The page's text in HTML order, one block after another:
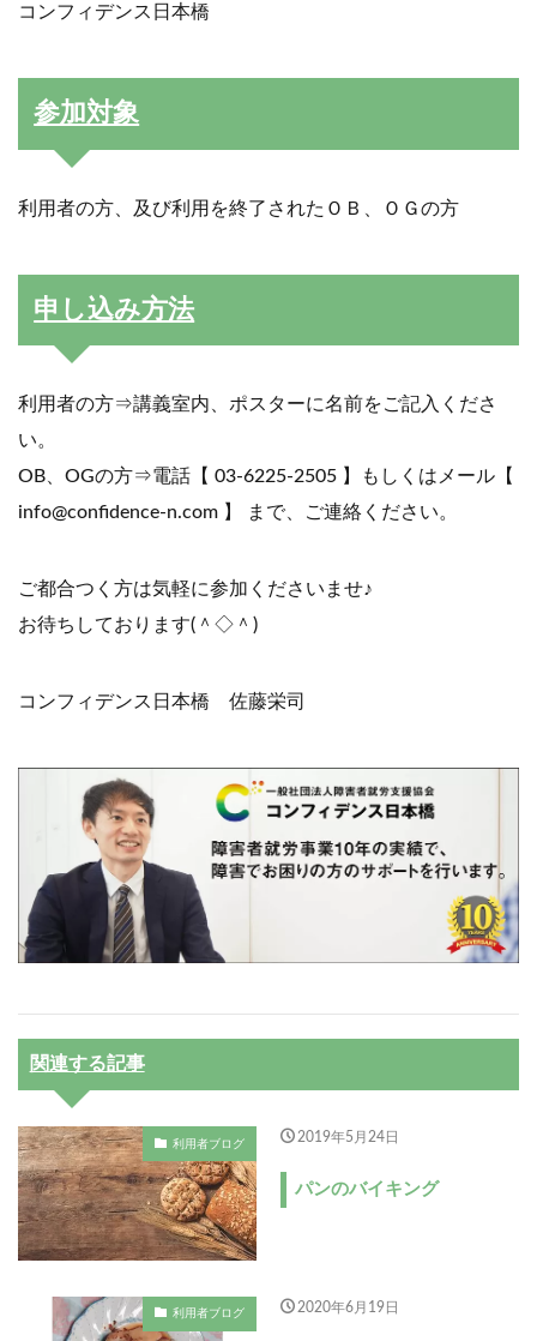
コンフィデンス日本橋
参加対象
利用者の方、及び利用を終了されたＯＢ、ＯＧの方
申し込み方法
利用者の方⇒講義室内、ポスターに名前をご記入くださ
い。
OB、OGの方⇒電話【 03-6225-2505 】もしくはメール【
info@confidence-n.com 】 まで、ご連絡ください。
ご都合つく方は気軽に参加くださいませ♪
お待ちしております(＾◇＾)
コンフィデンス日本橋 佐藤栄司
関連する記事
利用者ブログ 2019年5月24日
パンのバイキング
利用者ブログ 2020年6月19日